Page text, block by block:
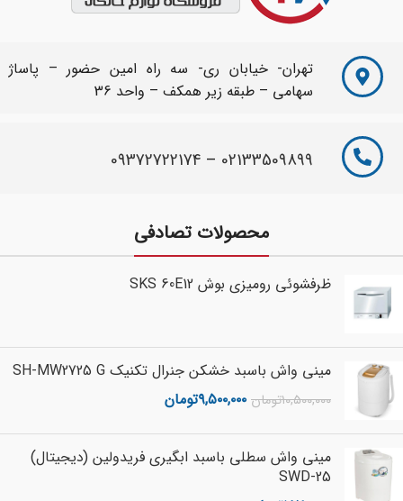
تهران- خیابان ری- سه راه امین حضور – پاساژ
سهامی – طبقه زیر همکف – واحد 36
02133509899
–
09372722174
محصولات تصادفی
ظرفشوئی رومیزی بوش SKS 60E12
مینی واش باسبد خشکن جنرال تکنیک SH-MW2725 G
۱۰,۵۰۰,۰۰۰تومان ۹,۵۰۰,۰۰۰تومان
مینی واش سطلی باسبد ابگیری فریدولین (دیجیتال)
SWD-25